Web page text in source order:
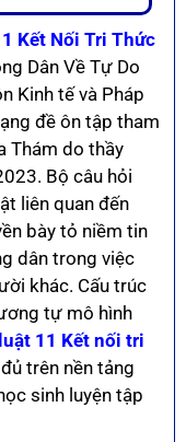
Kết Nối Tri Thức
Dân Về Tự Do
Kinh tế và Pháp
đề ôn tập tham
Thám do thầy
Bộ câu hỏi
liên quan đến
bày tỏ niềm tin
dân trong việc
khác. Cấu trúc
tự mô hình
11 Kết nối tri
trên nền tảng
sinh luyện tập